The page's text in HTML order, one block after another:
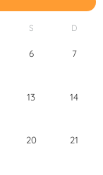
S D
6 7
13 14
20 21